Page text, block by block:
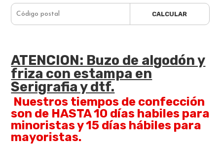
CALCULAR
ATENCION: Buzo de algodón y
friza con estampa en
Serigrafia y dtf.
Nuestros tiempos de confección
son de HASTA 10 días habiles para
minoristas y 15 días hábiles para
mayoristas.